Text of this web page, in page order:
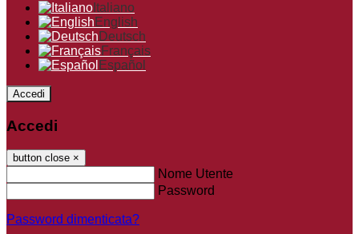
Italiano
English
Deutsch
Français
Español
Accedi
Accedi
button close ×
Nome Utente
Password
Password dimenticata?